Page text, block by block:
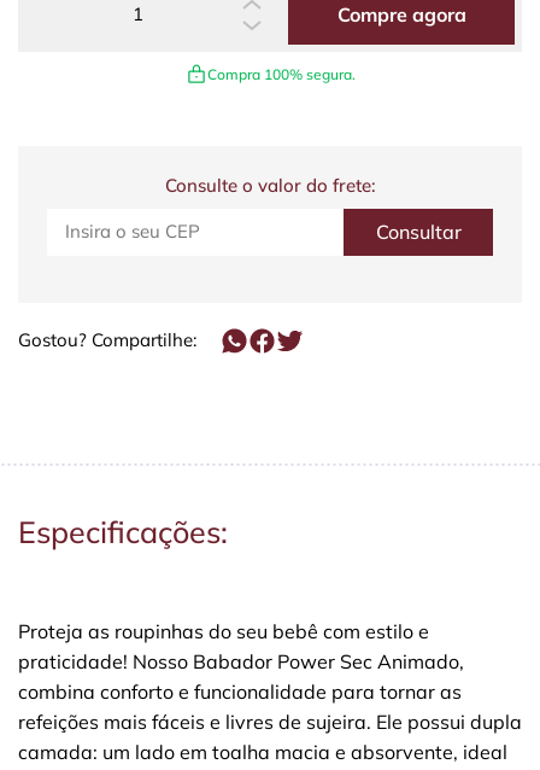
Compre agora
Compra 100% segura.
Consulte o valor do frete:
Gostou? Compartilhe:
Especificações:
Proteja as roupinhas do seu bebê com estilo e
praticidade! Nosso Babador Power Sec Animado,
combina conforto e funcionalidade para tornar as
refeições mais fáceis e livres de sujeira. Ele possui dupla
camada: um lado em toalha macia e absorvente, ideal